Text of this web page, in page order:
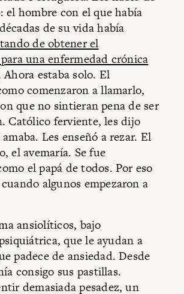
el hombre con el que había
de su vida había
de obtener el
una enfermedad crónica
Ahora estaba solo. El
comenzaron a llamarlo,
que no sintieran pena de ser
Católico ferviente, les dijo
Les enseñó a rezar. El
el avemaría. Se fue
el papá de todos. Por eso
algunos empezaron a
ansiolíticos, bajo
que le ayudan a
padece de ansiedad. Desde
consigo sus pastillas.
demasiada pesadez, un